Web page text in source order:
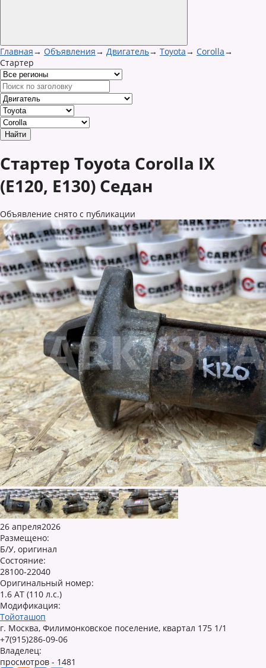
Главная→ Объявления→ Двигатель→ Toyota→ Corolla→
Стартер
Стартер Toyota Corolla IX
(E120, E130) Седан
Объявление снято с публикации
26 апреля2026
Размещено:
Б/У, оригинал
Состояние:
28100-22040
Оригинальный номер:
1.6 AT (110 л.с.)
Модификация:
Тойоташоп
г. Москва, Филимонковское поселение, квартал 175 1/1
+7(915)286-09-06
Владелец:
просмотров - 1481